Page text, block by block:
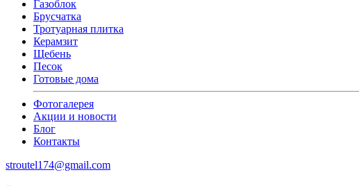
Газоблок
Брусчатка
Тротуарная плитка
Керамзит
Щебень
Песок
Готовые дома
Фотогалерея
Акции и новости
Блог
Контакты
stroutel174@gmail.com